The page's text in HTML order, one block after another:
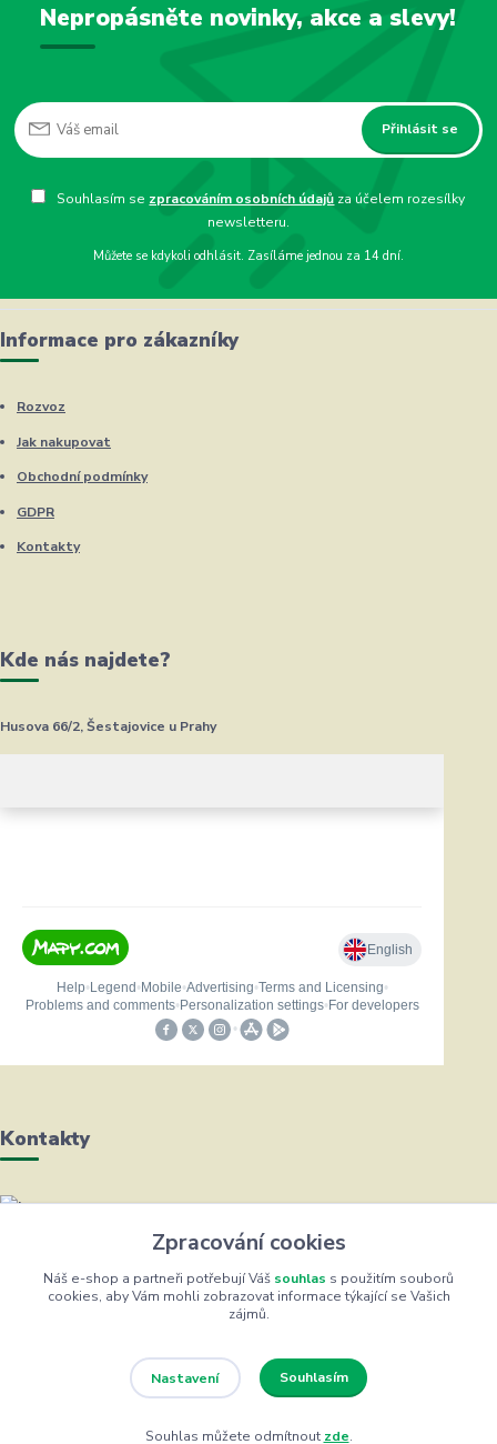
Nepropásněte novinky, akce a slevy!
Přihlásit se
Souhlasím se zpracováním osobních údajů za účelem rozesílky
newsletteru.
Můžete se kdykoli odhlásit. Zasíláme jednou za 14 dní.
Informace pro zákazníky
Rozvoz
Jak nakupovat
Obchodní podmínky
GDPR
Kontakty
Kde nás najdete?
Husova 66/2, Šestajovice u Prahy
Kontakty
Helena Bayerová
+420 604 711 491
(Po-Čt, 8-16 hod.)
Eshop ŽUFRIK.cz © Copyright 2012 - 2026
Zpracování cookies
Náš e-shop a partneři potřebují Váš souhlas s použitím souborů
cookies, aby Vám mohli zobrazovat informace týkající se Vašich
zájmů.
Nastavení Souhlasím
Souhlas můžete odmítnout zde.